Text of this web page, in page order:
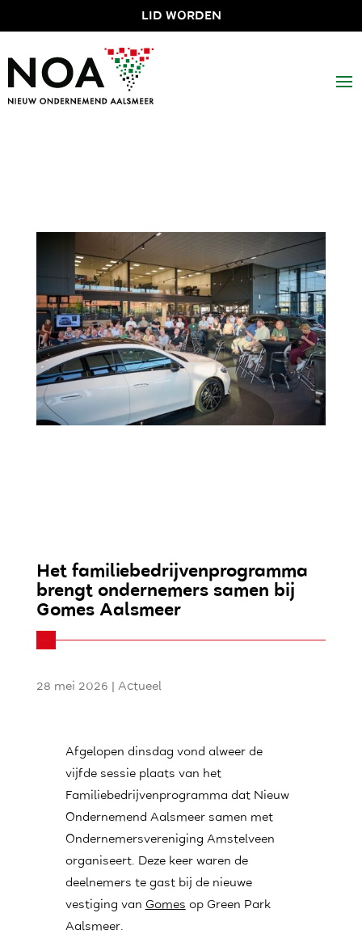
LID WORDEN
Het familiebedrijvenprogramma
brengt ondernemers samen bij
Gomes Aalsmeer
28 mei 2026 Actueel
Afgelopen dinsdag vond alweer de
vijfde sessie plaats van het
Familiebedrijvenprogramma dat Nieuw
Ondernemend Aalsmeer samen met
Ondernemersvereniging Amstelveen
organiseert. Deze keer waren de
deelnemers te gast bij de nieuwe
vestiging vanGomesop Green Park
Aalsmeer.